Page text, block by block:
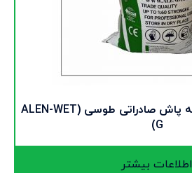
پودر بتن سخت خشکه پاش صادراتی طوسی (ALEN-WET
G)
اطلاعات بیشتر